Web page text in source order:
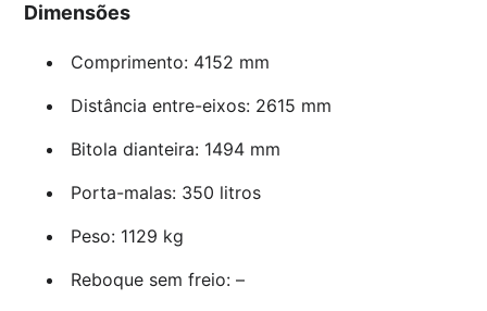
Dimensões
Comprimento: 4152 mm
Distância entre-eixos: 2615 mm
Bitola dianteira: 1494 mm
Porta-malas: 350 litros
Peso: 1129 kg
Reboque sem freio: –